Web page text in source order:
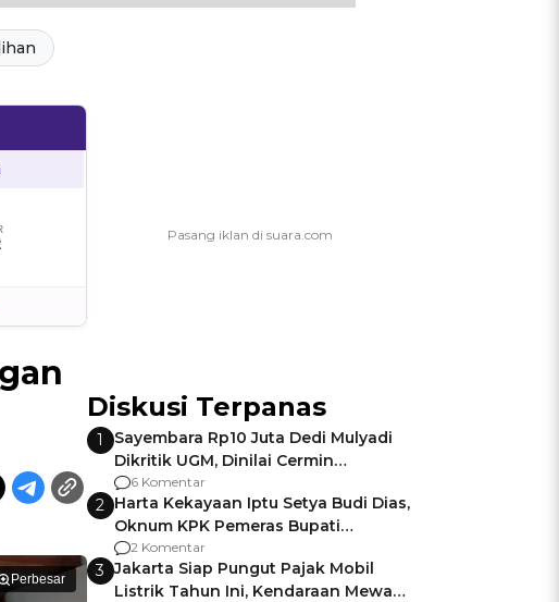
Perbesar
Diskusi Terpanas
1
Sayembara Rp10 Juta Dedi Mulyadi
Dikritik UGM, Dinilai Cermin
Gagalnya Negara Jamin Keamanan
6 Komentar
2 Harta Kekayaan Iptu Setya Budi Dias,
Oknum KPK Pemeras Bupati
Pemalang
2 Komentar
3 Jakarta Siap Pungut Pajak Mobil
Listrik Tahun Ini, Kendaraan Mewah